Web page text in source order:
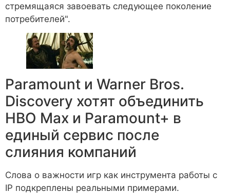
стремящаяся завоевать следующее поколение
потребителей".
Paramount и Warner Bros.
Discovery хотят объединить
HBO Max и Paramount+ в
единый сервис после
слияния компаний
Слова о важности игр как инструмента работы с
IP подкреплены реальными примерами.